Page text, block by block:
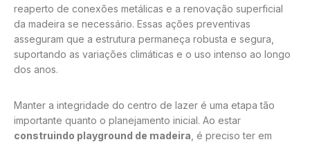
reaperto de conexões metálicas e a renovação superficial
da madeira se necessário. Essas ações preventivas
asseguram que a estrutura permaneça robusta e segura,
suportando as variações climáticas e o uso intenso ao longo
dos anos.
Manter a integridade do centro de lazer é uma etapa tão
importante quanto o planejamento inicial. Ao estar
construindo playground de madeira , é preciso ter em